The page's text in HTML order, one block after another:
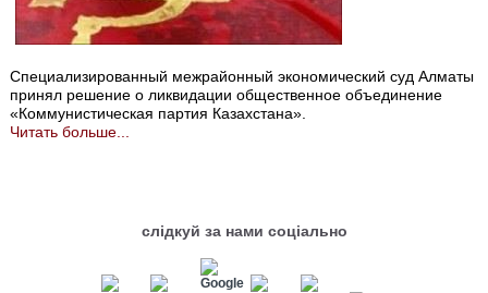
Специализированный межрайонный экономический суд Алматы
принял решение о ликвидации общественное объединение
«Коммунистическая партия Казахстана».
Читать больше...
слідкуй за нами соціально